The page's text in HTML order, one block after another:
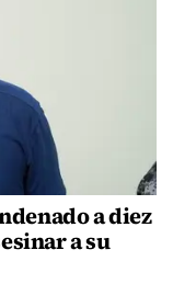
a diez
a su